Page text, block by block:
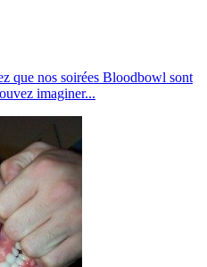
que nos soirées Bloodbowl sont
imaginer...